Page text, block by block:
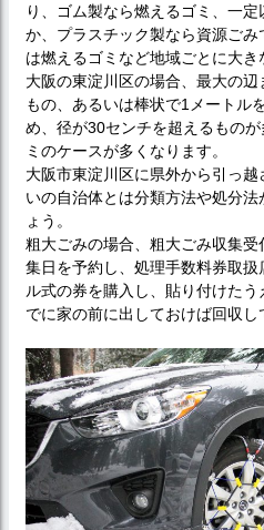
り、ゴム製なら燃えるゴミ、一
か、プラスチック製なら資源ご
は燃えるゴミなど地域ごとに大き
大阪の東淀川区の場合、最大の
もの、あるいは棒状で1メートル
め、径が30センチを超えるもの
ミのケースが多くなります。
大阪市東淀川区に県外から引っ
いの自治体とは分類方法や処分
ょう。
粗大ごみの場合、粗大ごみ収集
集日を予約し、処理手数料券取
ル式の券を購入し、貼り付けた
でに家の前に出しておけば回収し